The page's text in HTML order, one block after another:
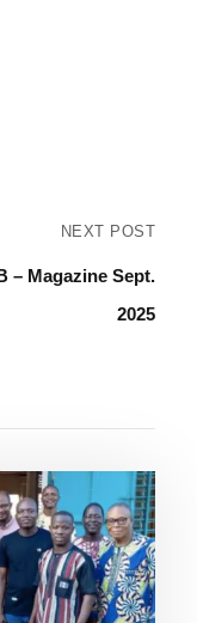
NEXT POST
– Magazine Sept.
2025